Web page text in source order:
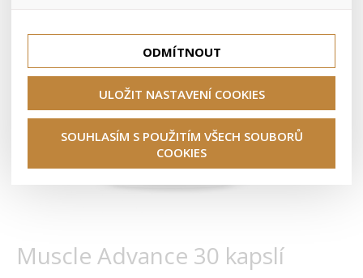
Muscle Advance 30 kapslí
se nevhodným doporučením produktů či jiným
nedůležitým nabídkám.
marketingové kampaně.
ODMÍTNOUT
ULOŽIT NASTAVENÍ COOKIES
SOUHLASÍM S POUŽITÍM VŠECH SOUBORŮ
COOKIES